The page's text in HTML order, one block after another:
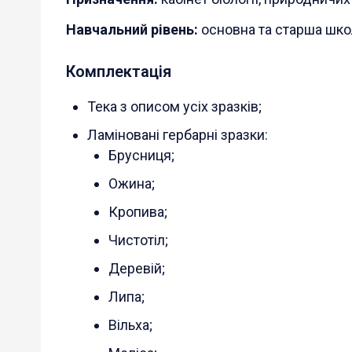
Навчальний рівень: основна та старша
Комплектація
Тека з описом усіх зразків;
Ламіновані гербарні зразки:
Брусниця;
Ожина;
Кропива;
Чистотіл;
Деревій;
Липа;
Вільха;